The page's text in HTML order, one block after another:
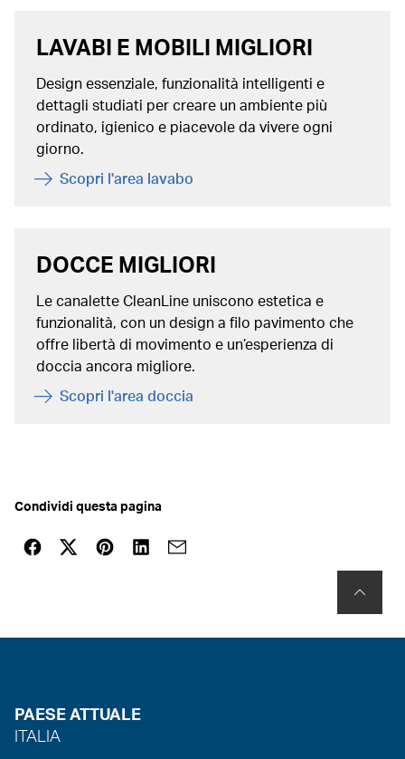
LAVABI E MOBILI MIGLIORI
Design essenziale, funzionalità intelligenti e
dettagli studiati per creare un ambiente più
ordinato, igienico e piacevole da vivere ogni
giorno.
Scopri l'area lavabo
DOCCE MIGLIORI
Le canalette CleanLine uniscono estetica e
funzionalità, con un design a filo pavimento che
offre libertà di movimento e un’esperienza di
doccia ancora migliore.
Scopri l'area doccia
Condividi questa pagina
PAESE ATTUALE
ITALIA